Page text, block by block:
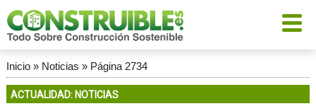
Inicio» Noticias » Página 2734
ACTUALIDAD: NOTICIAS